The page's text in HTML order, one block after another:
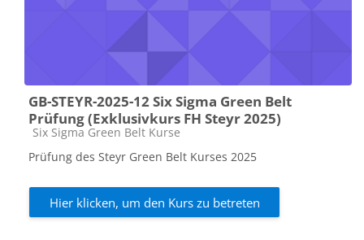
GB-STEYR-2025-12 Six Sigma Green Belt
Prüfung (Exklusivkurs FH Steyr 2025)
Kursbereich
Six Sigma Green Belt Kurse
Prüfung des Steyr Green Belt Kurses 2025
Hier klicken, um den Kurs zu betreten